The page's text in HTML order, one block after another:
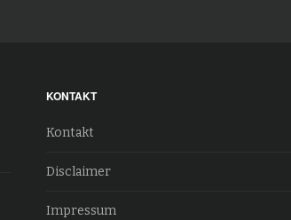
KONTAKT
Kontakt
Disclaimer
Impressum